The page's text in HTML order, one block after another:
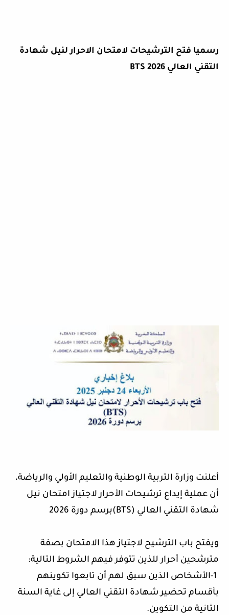
رسميا فتح الترشيحات لامتحان الاحرار لنيل شهادة
التقني العالي BTS 2026
أعلنت وزارة التربية الوطنية والتعليم الأولي والرياضة،
أن عملية إيداع ترشيحات الأحرار لاجتياز امتحان نيل
شهادة التقني العالي (BTS)برسم دورة 2026
ويفتح باب الترشيح لاجتياز هذا الامتحان بصفة
مترشحين أحرار للذين تتوفر فيهم الشروط التالية:
-1الأشخاص الذين سبق لهم أن تابعوا تكوينهم
بأقسام تحضير شهادة التقني العالي إلى غاية السنة
الثانية من التكوين.